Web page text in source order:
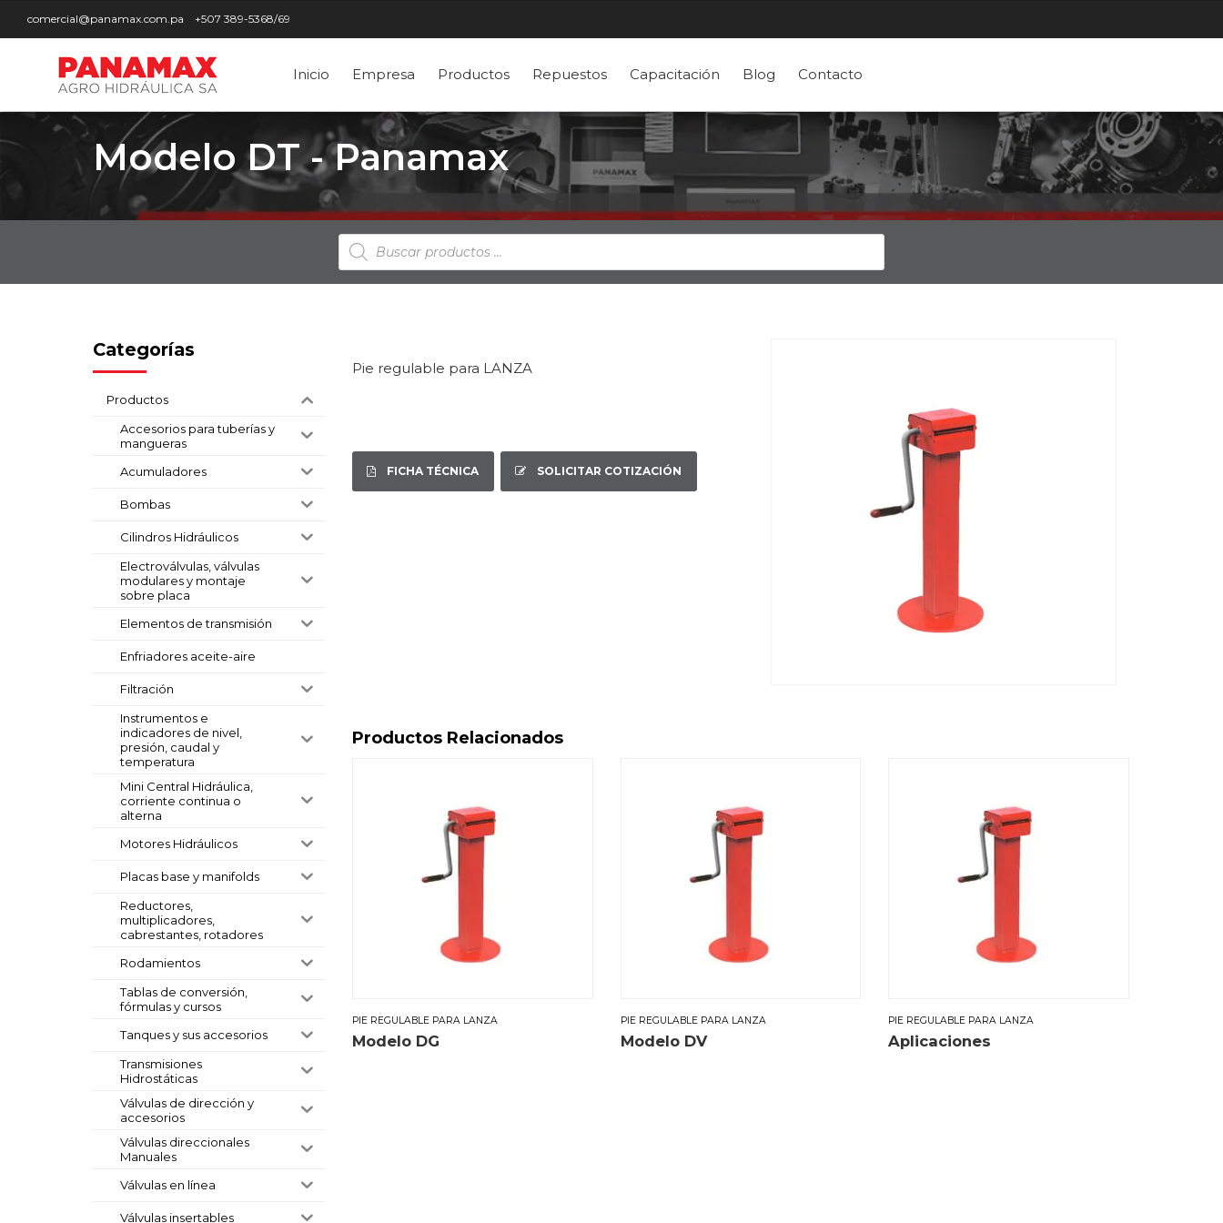
comercial@panamax.com.pa +507 389-5368/69
Inicio Empresa Productos Repuestos Capacitación Blog Contacto
Modelo DT - Panamax
Búsqueda
de
productos
Pie regulable para LANZA
FICHA TÉCNICA SOLICITAR COTIZACIÓN
Productos Relacionados
PIE REGULABLE PARA LANZA
Modelo DG
PIE REGULABLE PARA LANZA
Modelo DV
PIE REGULABLE PARA LANZA
Aplicaciones
Categorías
Productos
Accesorios para tuberías y
mangueras
Acumuladores
Bombas
Cilindros Hidráulicos
Electroválvulas, válvulas
modulares y montaje
sobre placa
Elementos de transmisión
Enfriadores aceite-aire
Filtración
Instrumentos e
indicadores de nivel,
presión, caudal y
temperatura
Mini Central Hidráulica,
corriente continua o
alterna
Motores Hidráulicos
Placas base y manifolds
Reductores,
multiplicadores,
cabrestantes, rotadores
Rodamientos
Tablas de conversión,
fórmulas y cursos
Tanques y sus accesorios
Transmisiones
Hidrostáticas
Válvulas de dirección y
accesorios
Válvulas direccionales
Manuales
Válvulas en línea
Válvulas insertables